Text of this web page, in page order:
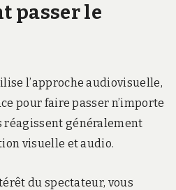
passer le
l’approche audiovisuelle,
pour faire passer n’importe
réagissent généralement
visuelle et audio.
du spectateur, vous